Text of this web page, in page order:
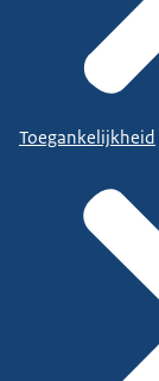
Toegankelijkheid